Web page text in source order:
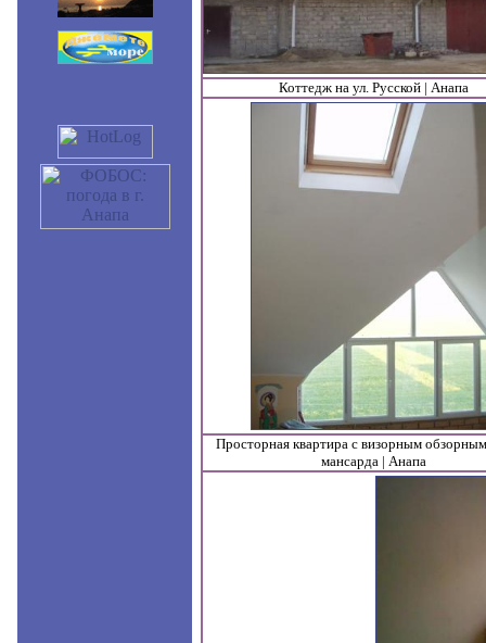
Коттедж на ул. Русской | Анапа
Просторная квартира с визорным
мансарда | Анапа